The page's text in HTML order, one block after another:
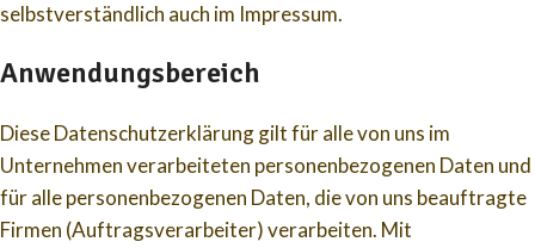
selbstverständlich auch im Impressum.
Anwendungsbereich
Diese Datenschutzerklärung gilt für alle von uns im
Unternehmen verarbeiteten personenbezogenen Daten und
für alle personenbezogenen Daten, die von uns beauftragte
Firmen (Auftragsverarbeiter) verarbeiten. Mit